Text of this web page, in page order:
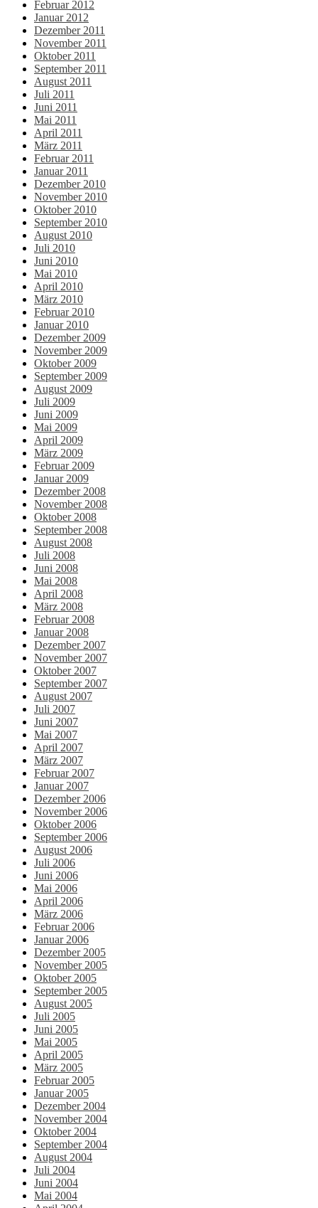
Februar 2012
Januar 2012
Dezember 2011
November 2011
Oktober 2011
September 2011
August 2011
Juli 2011
Juni 2011
Mai 2011
April 2011
März 2011
Februar 2011
Januar 2011
Dezember 2010
November 2010
Oktober 2010
September 2010
August 2010
Juli 2010
Juni 2010
Mai 2010
April 2010
März 2010
Februar 2010
Januar 2010
Dezember 2009
November 2009
Oktober 2009
September 2009
August 2009
Juli 2009
Juni 2009
Mai 2009
April 2009
März 2009
Februar 2009
Januar 2009
Dezember 2008
November 2008
Oktober 2008
September 2008
August 2008
Juli 2008
Juni 2008
Mai 2008
April 2008
März 2008
Februar 2008
Januar 2008
Dezember 2007
November 2007
Oktober 2007
September 2007
August 2007
Juli 2007
Juni 2007
Mai 2007
April 2007
März 2007
Februar 2007
Januar 2007
Dezember 2006
November 2006
Oktober 2006
September 2006
August 2006
Juli 2006
Juni 2006
Mai 2006
April 2006
März 2006
Februar 2006
Januar 2006
Dezember 2005
November 2005
Oktober 2005
September 2005
August 2005
Juli 2005
Juni 2005
Mai 2005
April 2005
März 2005
Februar 2005
Januar 2005
Dezember 2004
November 2004
Oktober 2004
September 2004
August 2004
Juli 2004
Juni 2004
Mai 2004